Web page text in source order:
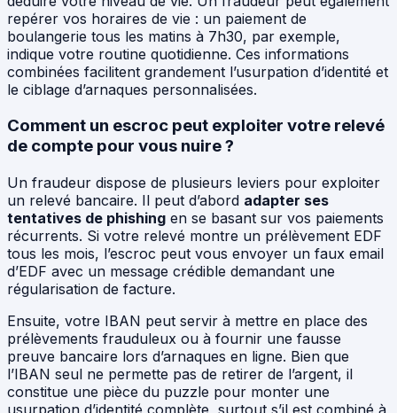
repérer vos horaires de vie : un paiement de
boulangerie tous les matins à 7h30, par exemple,
indique votre routine quotidienne. Ces informations
combinées facilitent grandement l’usurpation d’identité et
le ciblage d’arnaques personnalisées.
Comment un escroc peut exploiter votre relevé
de compte pour vous nuire ?
Un fraudeur dispose de plusieurs leviers pour exploiter
un relevé bancaire. Il peut d’abord adapter ses
tentatives de phishing en se basant sur vos paiements
récurrents. Si votre relevé montre un prélèvement EDF
tous les mois, l’escroc peut vous envoyer un faux email
d’EDF avec un message crédible demandant une
régularisation de facture.
Ensuite, votre IBAN peut servir à mettre en place des
prélèvements frauduleux ou à fournir une fausse
preuve bancaire lors d’arnaques en ligne. Bien que
l’IBAN seul ne permette pas de retirer de l’argent, il
constitue une pièce du puzzle pour monter une
usurpation d’identité complète, surtout s’il est combiné à